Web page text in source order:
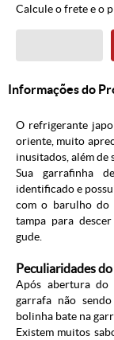
Calcule o frete e o
Informações do
O refrigerante
oriente, muito
inusitados, além de
Sua garrafinha
identificado e
com o barulho do
tampa para
gude.
Peculiaridades
Após abertura
garrafa não
bolinha bate na
Existem muitos